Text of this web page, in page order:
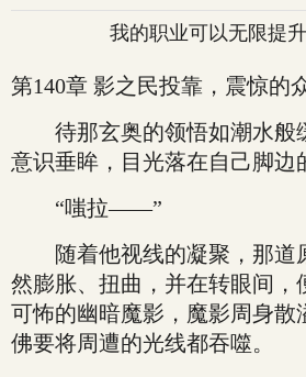
我的职业可以无限提
第140章 影之民投靠，震惊的
待那玄奥的领悟如潮水般
意识垂眸，目光落在自己脚边
“嗤拉——”
随着他视线的凝聚，那道
然膨胀、扭曲，并在转眼间，
可怖的幽暗魔影，魔影周身散
佛要将周遭的光线都吞噬。